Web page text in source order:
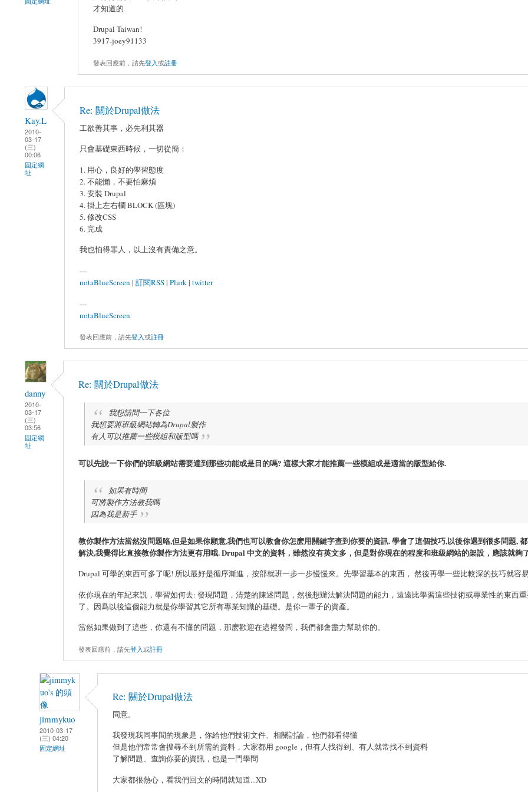
才知道的
Drupal Taiwan!
3917-joey91133
發表回應前，請先登入或註冊
Kay.L
2010-
03-17
(三)
00:06
固定網
址
Re: 關於Drupal做法
工欲善其事，必先利其器
只會基礎東西時候，一切從簡：
1. 用心，良好的學習態度
2. 不能懶，不要怕麻煩
3. 安裝 Drupal
4. 掛上左右欄 BLOCK (區塊)
5. 修改CSS
6. 完成
我也怕得罪人，以上沒有責備之意。
---
notaBlueScreen | 訂閱RSS| Plurk| twitter
---
notaBlueScreen
發表回應前，請先登入或註冊
danny
2010-
03-17
(三)
03:56
固定網
址
Re: 關於Drupal做法
我想請問一下各位
我想要將班級網站轉為Drupal製作
有人可以推薦一些模組和版型嗎
可以先說一下你們的班級網站需要達到那些功能或是目的嗎? 這樣大家才能推薦一些模組或是適當的版型給你.
如果有時間
可將製作方法教我嗎
因為我是新手
教你製作方法當然沒問題咯,但是如果你願意,我們也可以教會你怎麽用關鍵字查到你要的資訊. 學會了這個技巧,以後你遇到很多問題,
解決,我覺得比直接教你製作方法更有用哦. Drupal 中文的資料，雖然沒有英文多，但是對你現在的程度和班級網站的架設，應該就夠
Drupal 可學的東西可多了呢! 所以最好是循序漸進，按部就班一步一步慢慢來。先學習基本的東西， 然後再學一些比較深的技巧就容
依你現在的年紀來説，學習如何去: 發現問題，清楚的陳述問題，然後想辦法解決問題的能力，遠遠比學習這些技術或專業性的東西
了。因爲以後這個能力就是你學習其它所有專業知識的基礎。是你一輩子的資產。
當然如果做到了這些，你還有不懂的問題，那麽歡迎在這裡發問，我們都會盡力幫助你的。
發表回應前，請先登入或註冊
jimmykuo
2010-03-17
(三) 04:20
固定網址
Re: 關於Drupal做法
同意。
我發現我同事間的現象是，你給他們技術文件、相關討論，他們都看得懂
但是他們常常會搜尋不到所需的資料，大家都用 google，但有人找得到、有人就常找不到資料
了解問題、查詢你要的資訊，也是一門學問
大家都很熱心，看我們回文的時間就知道...XD